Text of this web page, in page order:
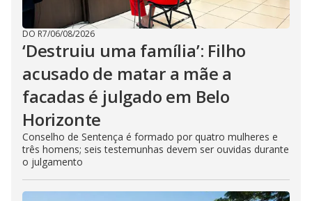
DO R7/06/08/2026
‘Destruiu uma família’: Filho
acusado de matar a mãe a
facadas é julgado em Belo
Horizonte
Conselho de Sentença é formado por quatro mulheres e
três homens; seis testemunhas devem ser ouvidas durante
o julgamento